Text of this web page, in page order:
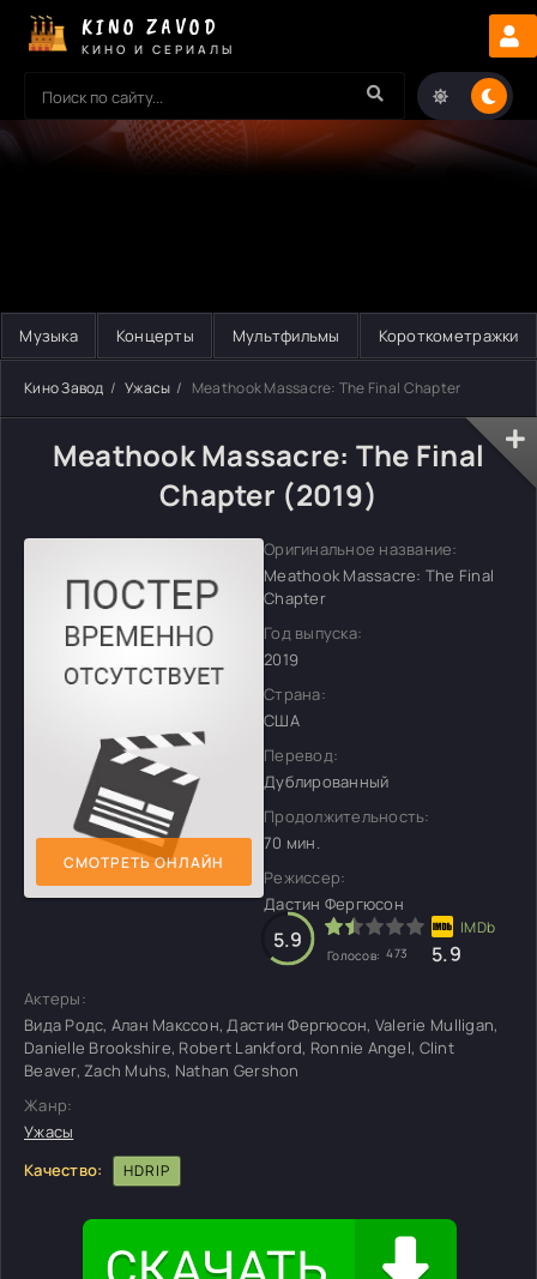
KINO ZAVOD
КИНО И СЕРИАЛЫ
Музыка Концерты Мультфильмы Короткометражки
Кино Завод Ужасы Meathook Massacre: The Final Chapter
Meathook Massacre: The Final
Chapter (2019)
СМОТРЕТЬ ОНЛАЙН
Оригинальное название:
Meathook Massacre: The Final
Chapter
Год выпуска:
2019
Страна:
США
Перевод:
Дублированный
Продолжительность:
70 мин.
Режиссер:
Дастин Фергюсон
5.9
Голосов: 473 5.9
Актеры:
Вида Родс, Алан Макссон, Дастин Фергюсон, Valerie Mulligan,
Danielle Brookshire, Robert Lankford, Ronnie Angel, Clint
Beaver, Zach Muhs, Nathan Gershon
Жанр:
Ужасы
Качество:
HDRIP